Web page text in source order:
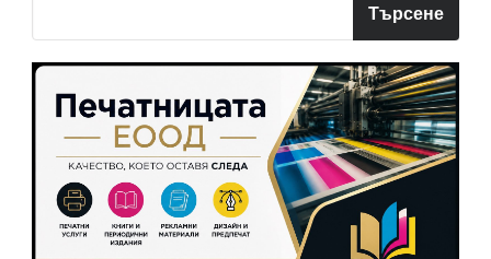
Търсене